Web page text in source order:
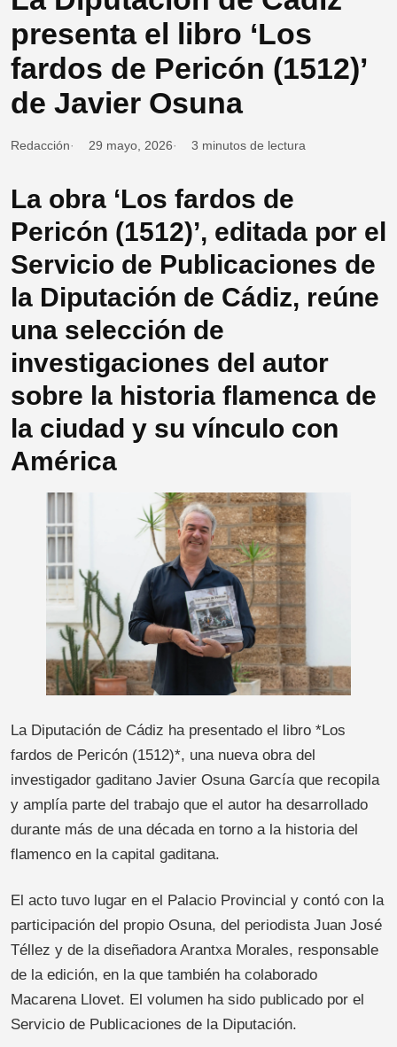
presenta el libro ‘Los
fardos de Pericón (1512)’
de Javier Osuna
Redacción 29 mayo, 2026 3 minutos de lectura
La obra ‘Los fardos de
Pericón (1512)’, editada por el
Servicio de Publicaciones de
la Diputación de Cádiz, reúne
una selección de
investigaciones del autor
sobre la historia flamenca de
la ciudad y su vínculo con
América
La Diputación de Cádiz ha presentado el libro *Los
fardos de Pericón (1512)*, una nueva obra del
investigador gaditano Javier Osuna García que recopila
y amplía parte del trabajo que el autor ha desarrollado
durante más de una década en torno a la historia del
flamenco en la capital gaditana.
El acto tuvo lugar en el Palacio Provincial y contó con la
participación del propio Osuna, del periodista Juan José
Téllez y de la diseñadora Arantxa Morales, responsable
de la edición, en la que también ha colaborado
Macarena Llovet. El volumen ha sido publicado por el
Servicio de Publicaciones de la Diputación.